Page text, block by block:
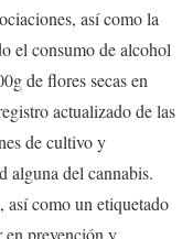
así como la
el consumo de alcohol
de flores secas en
actualizado de las
de cultivo y
alguna del cannabis.
como un etiquetado
en prevención y